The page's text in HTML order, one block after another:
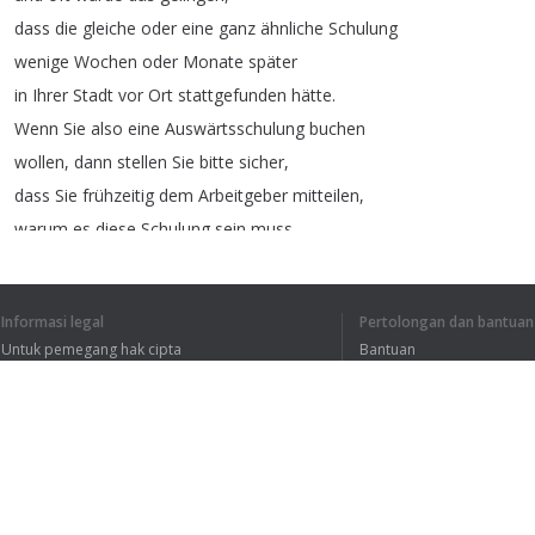
dass die gleiche oder eine ganz ähnliche Schulung
wenige Wochen oder Monate später
in Ihrer Stadt vor Ort stattgefunden hätte.
Wenn Sie also eine Auswärtsschulung buchen
wollen, dann stellen Sie bitte sicher,
dass Sie frühzeitig dem Arbeitgeber mitteilen,
warum es diese Schulung sein muss
Bundesarbeitsgericht
wird,
ist dass Sie bereits vertraut sind mit einem Referenten
Informasi legal
Untuk pemegang hak cipta
Pertolongan dan bantuan
Bantuan